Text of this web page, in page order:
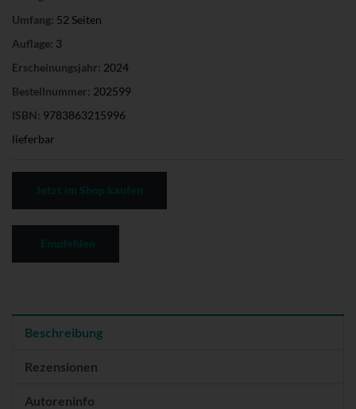
Umfang: 52 Seiten
Auflage: 3
Erscheinungsjahr: 2024
Bestellnummer: 202599
ISBN: 9783863215996
lieferbar
Beschreibung
Rezensionen
Autoreninfo